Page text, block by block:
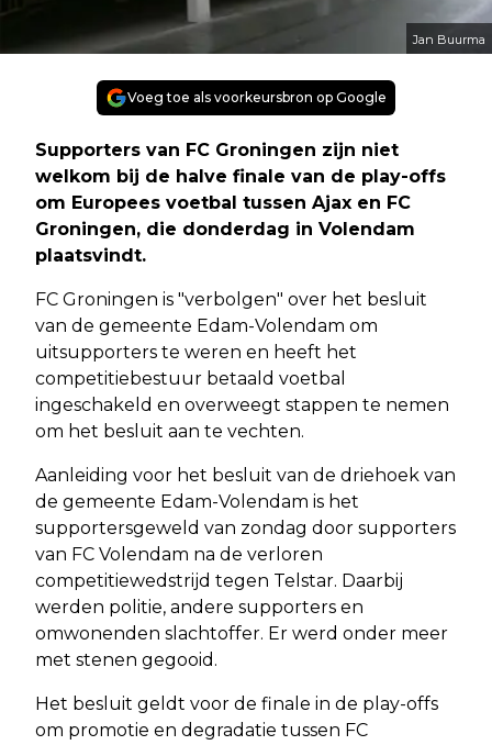
Jan Buurma
Voeg toe als voorkeursbron op Google
Supporters van FC Groningen zijn niet
welkom bij de halve finale van de play-offs
om Europees voetbal tussen Ajax en FC
Groningen, die donderdag in Volendam
plaatsvindt.
FC Groningen is "verbolgen" over het besluit
van de gemeente Edam-Volendam om
uitsupporters te weren en heeft het
competitiebestuur betaald voetbal
ingeschakeld en overweegt stappen te nemen
om het besluit aan te vechten.
Aanleiding voor het besluit van de driehoek van
de gemeente Edam-Volendam is het
supportersgeweld van zondag door supporters
van FC Volendam na de verloren
competitiewedstrijd tegen Telstar. Daarbij
werden politie, andere supporters en
omwonenden slachtoffer. Er werd onder meer
met stenen gegooid.
Het besluit geldt voor de finale in de play-offs
om promotie en degradatie tussen FC